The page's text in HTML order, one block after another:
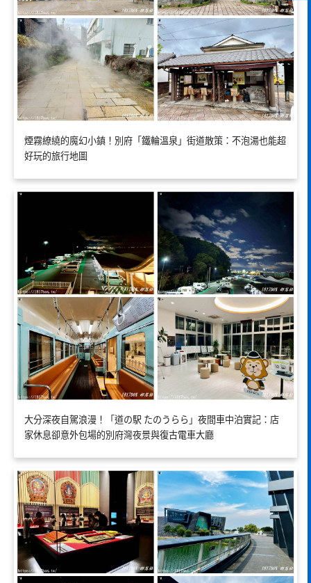
煙霧繚繞的魔幻小鎮！別府「鐵輪溫泉」街道散策：不泡湯也能超
好玩的旅行地圖
大分深夜自駕浪漫！「道の駅 たのうらら」夜間車中泊實記：店
家休息卻意外包場的別府灣夜景與復古電車大廳